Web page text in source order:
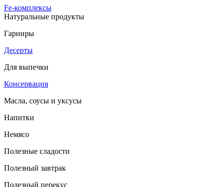
Fe-комплексы
Натуральные продукты
Гарниры
Десерты
Для выпечки
Консервация
Масла, соусы и уксусы
Напитки
Немясо
Полезные сладости
Полезный завтрак
Полезный перекус